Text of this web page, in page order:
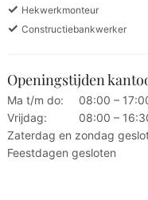
✓ Hekwerkmonteur
✓ Constructiebankwerker
Openingstijden
Ma t/m do:
08:00 –
Vrijdag:
08:00 –
Zaterdag en zondag
Feestdagen gesloten